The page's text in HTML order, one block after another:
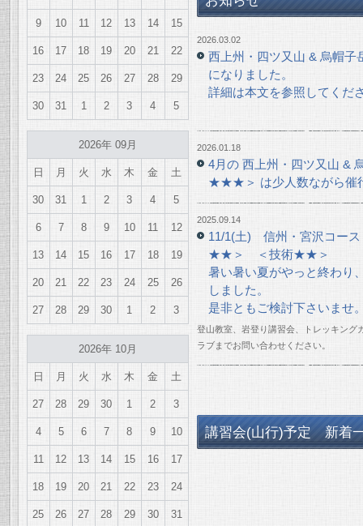
2026.03.02
西上州・四ツ又山 & 烏帽子
になりました。
詳細は本文を参照してくだ
2026.01.18
4月の 西上州・四ツ又山 &
★★★＞ は少人数ながら催
2025.09.14
11/1(土) 信州・宮沢コー
★★＞ ＜技術★★＞
暑い暑い夏がやっと終わり
しました。
是非ともご検討下さいませ
登山教室、岩登り講習会、トレッキング
ラブまでお問い合わせください。
講習会(山行)予定 新着
9 10 11 12 13 14 15
16 17 18 19 20 21 22
23 24 25 26 27 28 29
30 31 1 2 3 4 5
2026年 09月
日 月 火 水 木 金 土
30 31 1 2 3 4 5
6 7 8 9 10 11 12
13 14 15 16 17 18 19
20 21 22 23 24 25 26
27 28 29 30 1 2 3
2026年 10月
日 月 火 水 木 金 土
27 28 29 30 1 2 3
4 5 6 7 8 9 10
11 12 13 14 15 16 17
18 19 20 21 22 23 24
25 26 27 28 29 30 31